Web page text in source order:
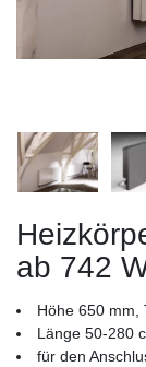
ab 742
Höhe 650 mm,
Länge 50-280
für den